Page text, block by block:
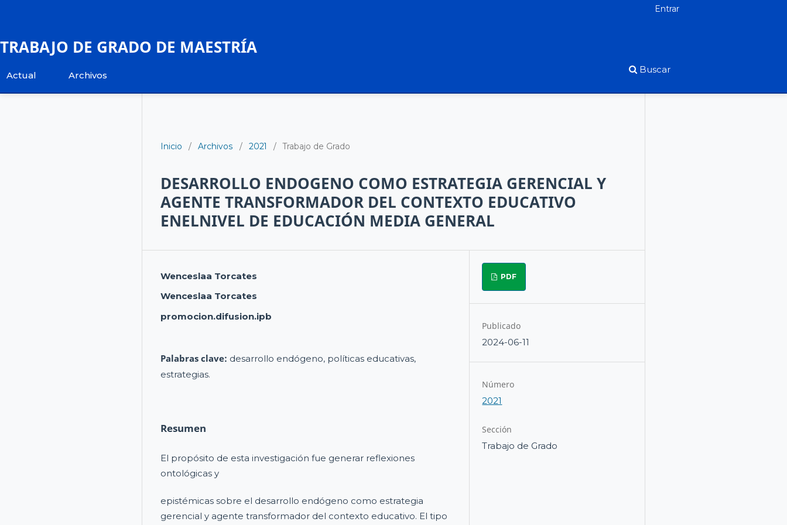
TRABAJO DE GRADO DE MAESTRÍA
Actual Archivos
Buscar
Entrar
Inicio / Archivos / 2021 / Trabajo de Grado
DESARROLLO ENDOGENO COMO ESTRATEGIA GERENCIAL Y
AGENTE TRANSFORMADOR DEL CONTEXTO EDUCATIVO
ENELNIVEL DE EDUCACIÓN MEDIA GENERAL
Wenceslaa Torcates
Wenceslaa Torcates
promocion.difusion.ipb
Palabras clave: desarrollo endógeno, políticas educativas,
estrategias.
Resumen
El propósito de esta investigación fue generar reflexiones
ontológicas y
epistémicas sobre el desarrollo endógeno como estrategia
gerencial y agente transformador del contexto educativo. El tipo
PDF
Publicado
2024-06-11
Número
2021
Sección
Trabajo de Grado